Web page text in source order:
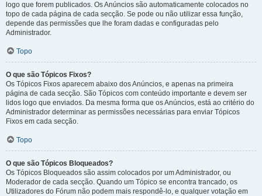
logo que forem publicados. Os Anúncios são automaticamente colocados no
topo de cada página de cada secção. Se pode ou não utilizar essa função,
depende das permissões que lhe foram dadas e configuradas pelo
Administrador.
Topo
O que são Tópicos Fixos?
Os Tópicos Fixos aparecem abaixo dos Anúncios, e apenas na primeira
página de cada secção. São Tópicos com conteúdo importante e devem ser
lidos logo que enviados. Da mesma forma que os Anúncios, está ao critério do
Administrador determinar as permissões necessárias para enviar Tópicos
Fixos em cada secção.
Topo
O que são Tópicos Bloqueados?
Os Tópicos Bloqueados são assim colocados por um Administrador, ou
Moderador de cada secção. Quando um Tópico se encontra trancado, os
Utilizadores do Fórum não podem mais respondê-lo, e qualquer votação em